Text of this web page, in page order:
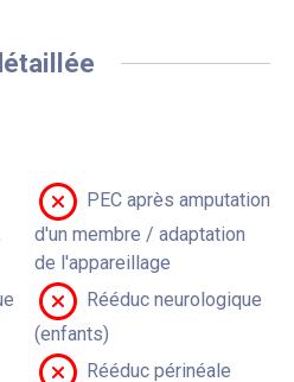
PEC après amputation
d'un membre / adaptation
de l'appareillage
Rééduc neurologique
(enfants)
Rééduc périnéale